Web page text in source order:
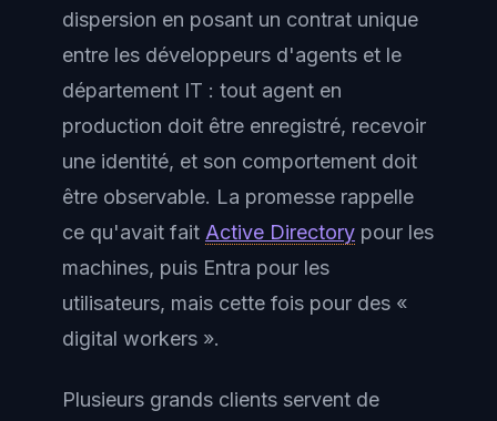
dispersion en posant un contrat unique
entre les développeurs d'agents et le
département IT : tout agent en
production doit être enregistré, recevoir
une identité, et son comportement doit
être observable. La promesse rappelle
ce qu'avait fait Active Directory pour les
machines, puis Entra pour les
utilisateurs, mais cette fois pour des «
digital workers ».
Plusieurs grands clients servent de